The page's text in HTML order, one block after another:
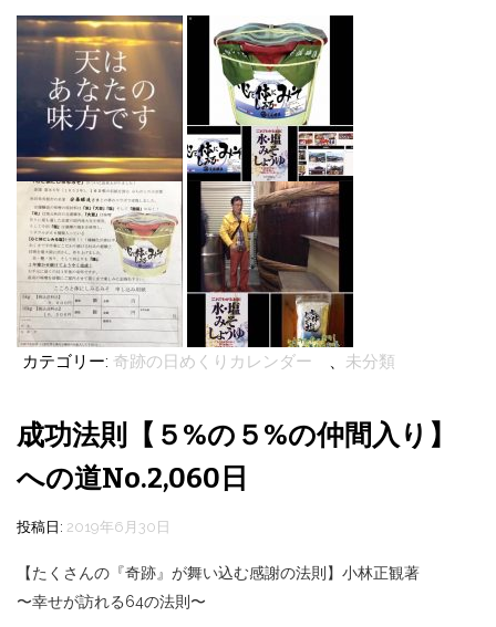
カテゴリー: 奇跡の日めくりカレンダー 、 未分類
成功法則【５%の５%の仲間入り】
への道No.2,060日
投稿日: 2019年6月30日
【たくさんの『奇跡』が舞い込む感謝の法則】小林正観著
〜幸せが訪れる64の法則〜